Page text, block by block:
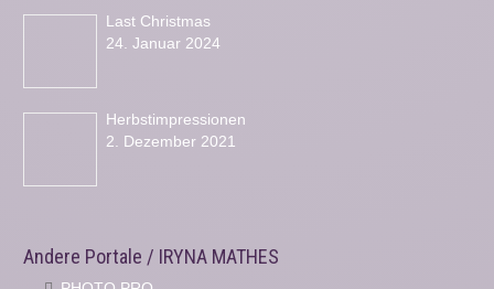
Last Christmas
24. Januar 2024
Herbstimpressionen
2. Dezember 2021
Andere Portale / IRYNA MATHES